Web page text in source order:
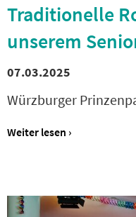
Traditionelle
unserem
07.03.2025
Würzburger
Weiter lesen ›